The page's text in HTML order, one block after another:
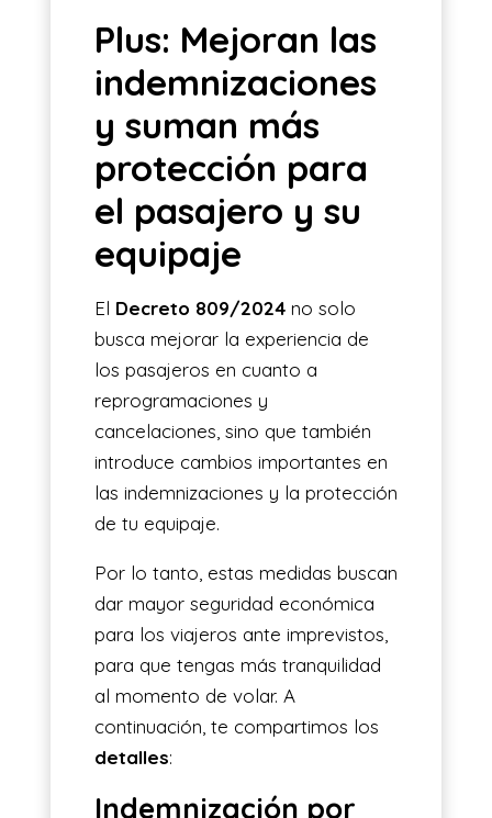
Plus: Mejoran las
indemnizaciones
y suman más
protección para
el pasajero y su
equipaje
El Decreto 809/2024no solo
busca mejorar la experiencia de
los pasajeros en cuanto a
reprogramaciones y
cancelaciones, sino que también
introduce cambios importantes en
las indemnizaciones y la protección
de tu equipaje.
Por lo tanto, estas medidas buscan
dar mayor seguridad económica
para los viajeros ante imprevistos,
para que tengas más tranquilidad
al momento de volar. A
continuación, te compartimos los
detalles:
Indemnización por